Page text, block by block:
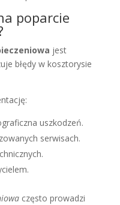
poparcie
jest
błędy w kosztorysie
uszkodzeń.
serwisach.
często prowadzi